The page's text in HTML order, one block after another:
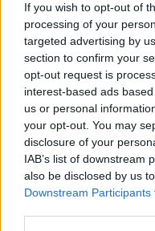
If you wish to opt-out of
processing of your
targeted advertising by
section to confirm your
opt-out request is
interest-based ads
us or personal
your opt-out. You may
disclosure of your
IAB’s list of downstream
also be disclosed by us
Downstream Participants
tillverkare av kameradelar
2026-06-11, 17:59
hedningen001
Medlem
Citat:
Ursprungligen postat
Frågan är kort och gott:
1. Finns det tillverkare av
privatpersoner?
2. Jag kan tänka mig
kamera. Kan jag höra av